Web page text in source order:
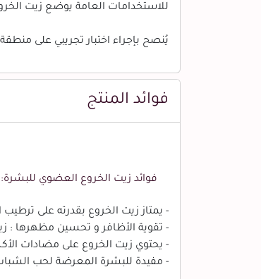
للاستخدامات العامة يوضع زيت
يُنصح بإجراء اختبار تجريبي على
فوائد المنتج
فوائد زيت الخروع العضوي للبشرة:
- يمتاز زيت الخروع بقدرته على
- تقوية الأظافر و تحسين مظهرها :
- يحتوي زيت الخروع على مضادات
- مفيدة للبشرة المعرضة لحب